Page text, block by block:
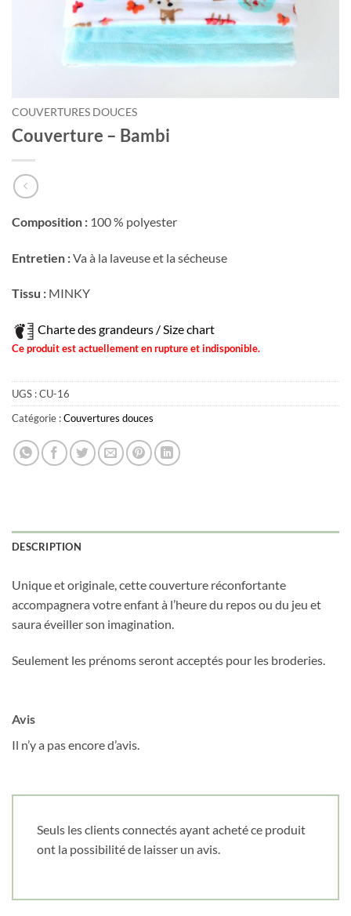
COUVERTURES DOUCES
Couverture – Bambi
Composition : 100 % polyester
Entretien :Va à la laveuse et la sécheuse
Tissu : MINKY
Charte des grandeurs / Size chart
Ce produit est actuellement en rupture et indisponible.
UGS :CU-16
Catégorie :Couvertures douces
DESCRIPTION
Unique et originale, cette couverture réconfortante
accompagnera votre enfant à l’heure du repos ou du jeu et
saura éveiller son imagination.
Seulement les prénoms seront acceptés pour les broderies.
Avis
Il n’y a pas encore d’avis.
Seuls les clients connectés ayant acheté ce produit
ont la possibilité de laisser un avis.
Obtenez 10% de rabais
Nom